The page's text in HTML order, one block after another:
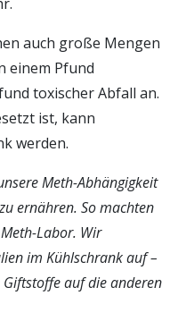
auch große Mengen
einem Pfund
toxischer Abfall an.
ist, kann
werden.
Meth-Abhängigkeit
ernähren. So machten
Labor. Wir
im Kühlschrank auf –
auf die anderen